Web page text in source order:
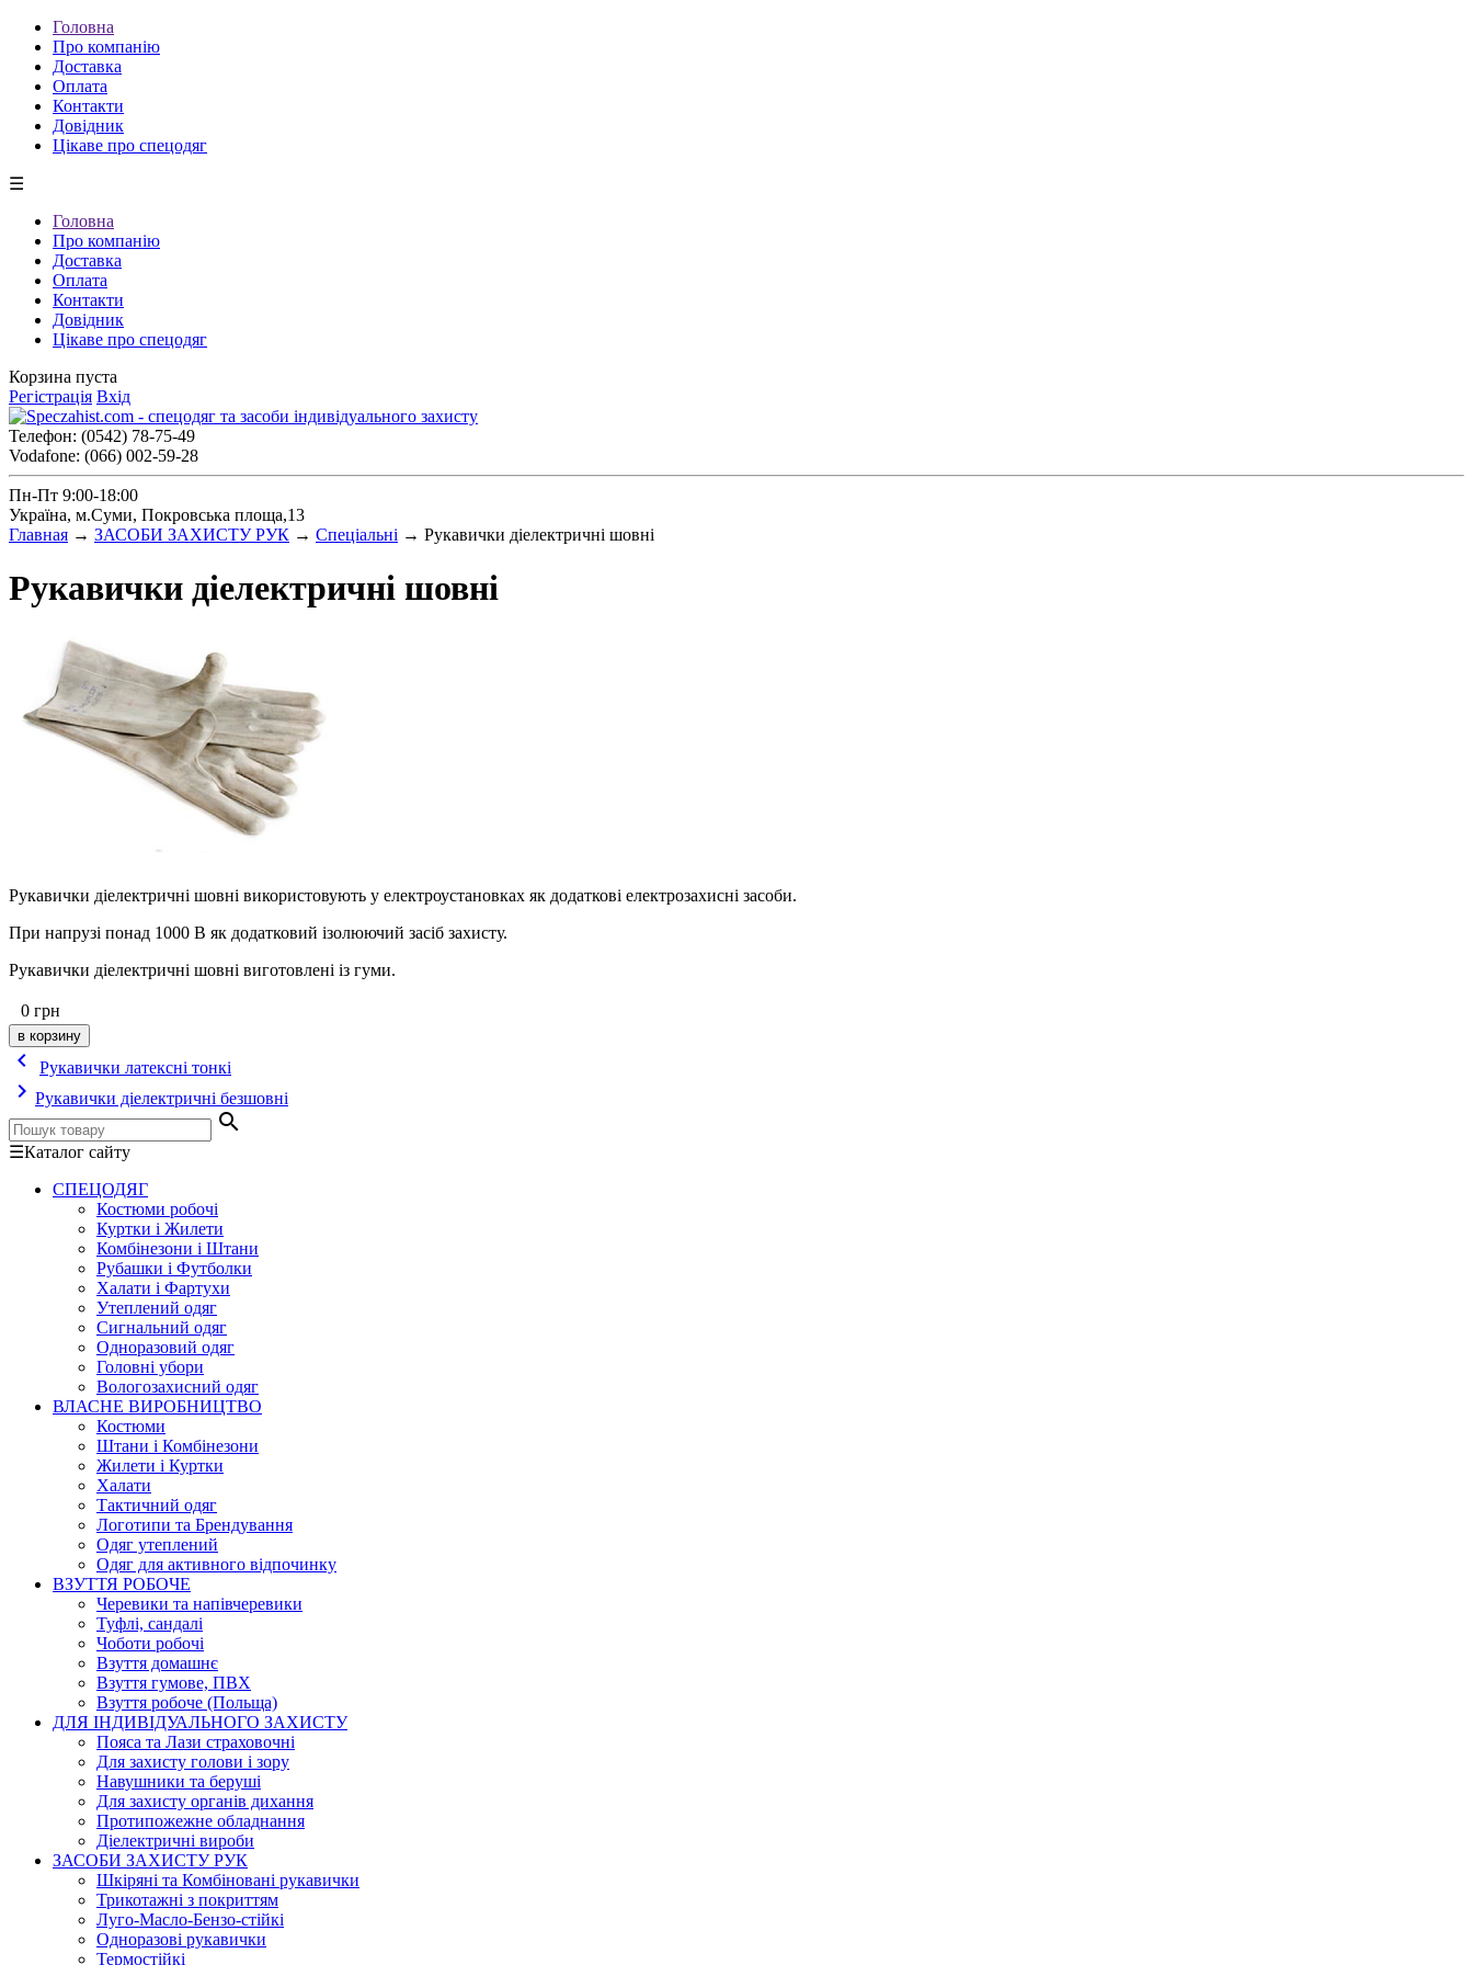
Головна
Про компанію
Доставка
Оплата
Контакти
Довідник
Цікаве про спецодяг
☰
Головна
Про компанію
Доставка
Оплата
Контакти
Довідник
Цікаве про спецодяг
Корзина пуста
Регістрація Вхід
Телефон: (0542) 78-75-49
Vodafone: (066) 002-59-28
Пн-Пт 9:00-18:00
Україна, м.Суми, Покровська площа,13
Главная → ЗАСОБИ ЗАХИСТУ РУК → Спеціальні → Рукавички діелектричні шовні
Рукавички діелектричні шовні
Рукавички діелектричні шовні використовують у електроустановках як додаткові електрозахисні засоби.
При напрузі понад 1000 В як додатковий ізолюючий засіб захисту.
Рукавички діелектричні шовні виготовлені із гуми.
0 грн
keyboard_arrow_left Рукавички латексні тонкі
keyboard_arrow_right Рукавички діелектричні безшовні
search
☰Каталог сайту
СПЕЦОДЯГ
Костюми робочі
Куртки і Жилети
Комбінезони і Штани
Рубашки і Футболки
Халати і Фартухи
Утеплений одяг
Сигнальний одяг
Одноразовий одяг
Головні убори
Вологозахисний одяг
ВЛАСНЕ ВИРОБНИЦТВО
Костюми
Штани і Комбінезони
Жилети і Куртки
Халати
Тактичний одяг
Логотипи та Брендування
Одяг утеплений
Одяг для активного відпочинку
ВЗУТТЯ РОБОЧЕ
Черевики та напівчеревики
Туфлі, сандалі
Чоботи робочі
Взуття домашнє
Взуття гумове, ПВХ
Взуття робоче (Польща)
ДЛЯ ІНДИВІДУАЛЬНОГО ЗАХИСТУ
Пояса та Лази страховочні
Для захисту голови і зору
Навушники та беруші
Для захисту органів дихання
Протипожежне обладнання
Діелектричні вироби
ЗАСОБИ ЗАХИСТУ РУК
Шкіряні та Комбіновані рукавички
Трикотажні з покриттям
Луго-Масло-Бензо-стійкі
Одноразові рукавички
Термостійкі